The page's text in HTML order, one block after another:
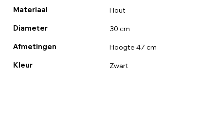
Materiaal Hout
Diameter 30 cm
Afmetingen Hoogte 47 cm
Kleur Zwart